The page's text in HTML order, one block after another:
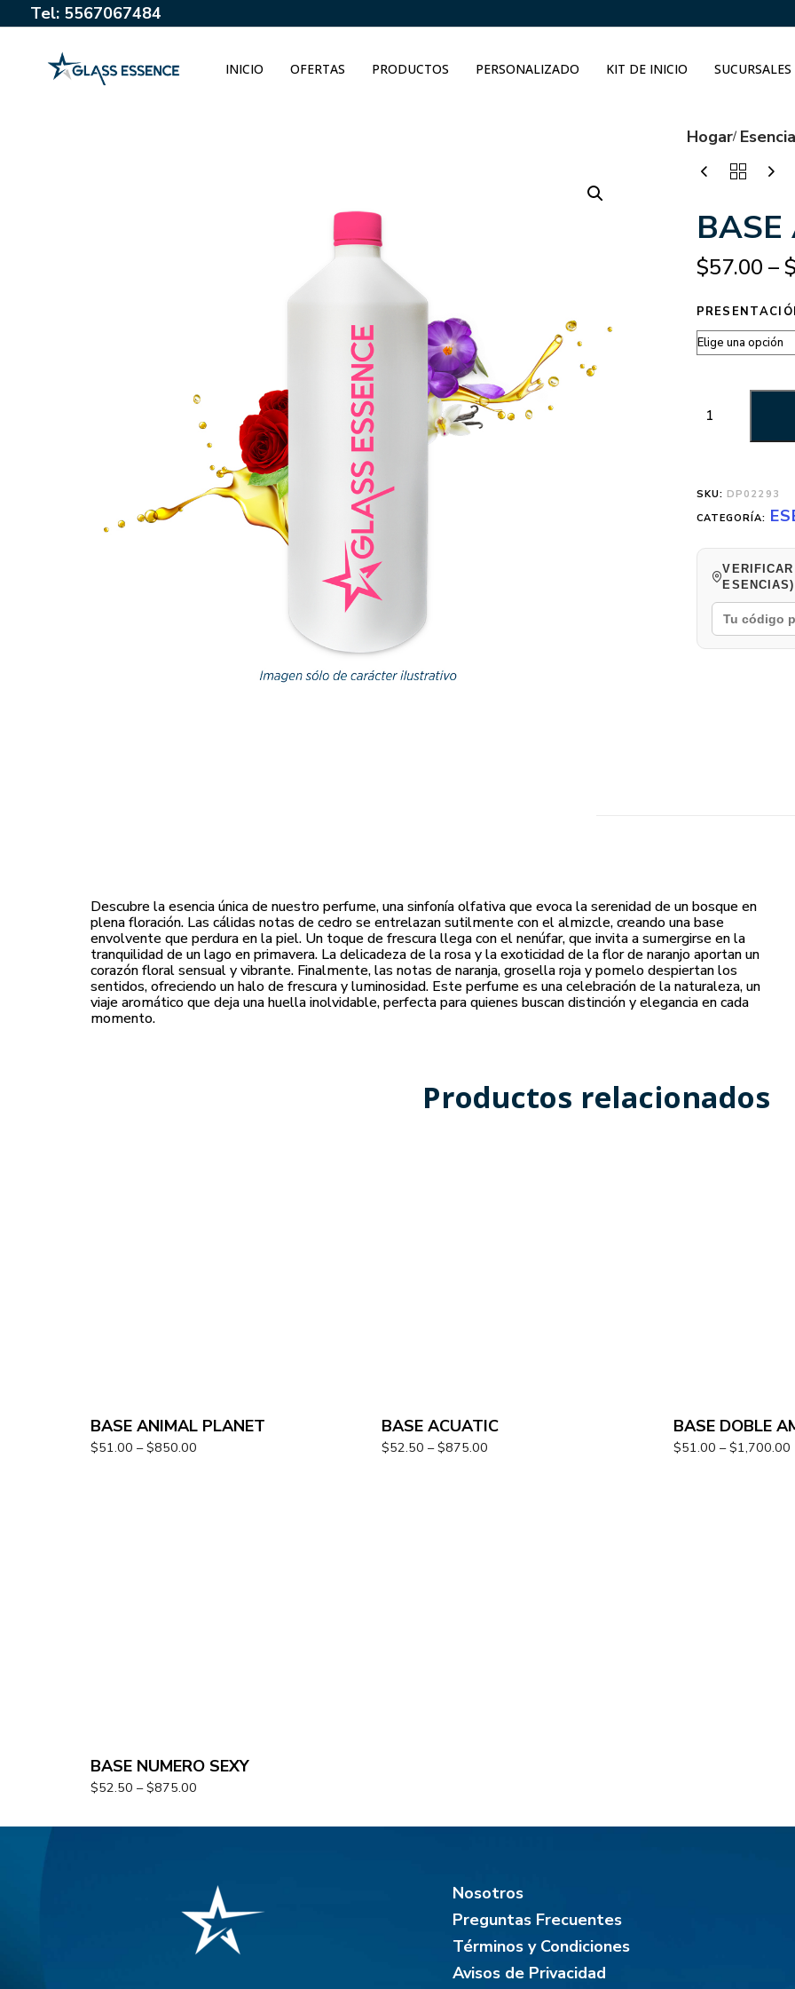
Tel: 5567067484
INICIO OFERTAS PRODUCTOS PERSONALIZADO KIT DE INICIO SUCURSALES
Hogar
$57.00 –
SKU: DP02293
CATEGORÍA:
ESENCIAS)
Descubre la esencia única de nuestro perfume, una sinfonía olfativa que evoca la serenidad de un bosque en
plena floración. Las cálidas notas de cedro se entrelazan sutilmente con el almizcle, creando una base
envolvente que perdura en la piel. Un toque de frescura llega con el nenúfar, que invita a sumergirse en la
tranquilidad de un lago en primavera. La delicadeza de la rosa y la exoticidad de la flor de naranjo aportan un
corazón floral sensual y vibrante. Finalmente, las notas de naranja, grosella roja y pomelo despiertan los
sentidos, ofreciendo un halo de frescura y luminosidad. Este perfume es una celebración de la naturaleza, un
viaje aromático que deja una huella inolvidable, perfecta para quienes buscan distinción y elegancia en cada
momento.
Productos relacionados
BASE ANIMAL PLANET
$51.00 – $850.00
BASE ACUATIC
$52.50 – $875.00
BASE DOBLE
$51.00 – $1,700.00
BASE NUMERO SEXY
$52.50 – $875.00
Nosotros
Preguntas Frecuentes
Términos y Condiciones
Avisos de Privacidad